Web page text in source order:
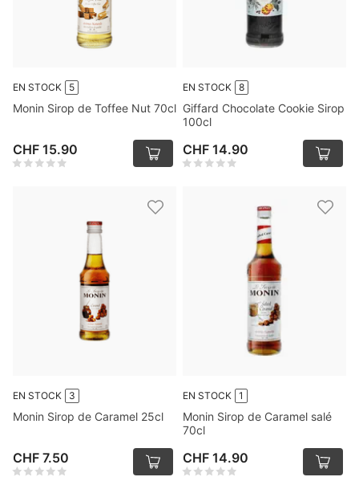
EN STOCK 5
Monin Sirop de Toffee Nut 70cl
CHF 15.90
EN STOCK 8
Giffard Chocolate Cookie Sirop
100cl
CHF 14.90
EN STOCK 3
Monin Sirop de Caramel 25cl
CHF 7.50
EN STOCK 1
Monin Sirop de Caramel salé
70cl
CHF 14.90